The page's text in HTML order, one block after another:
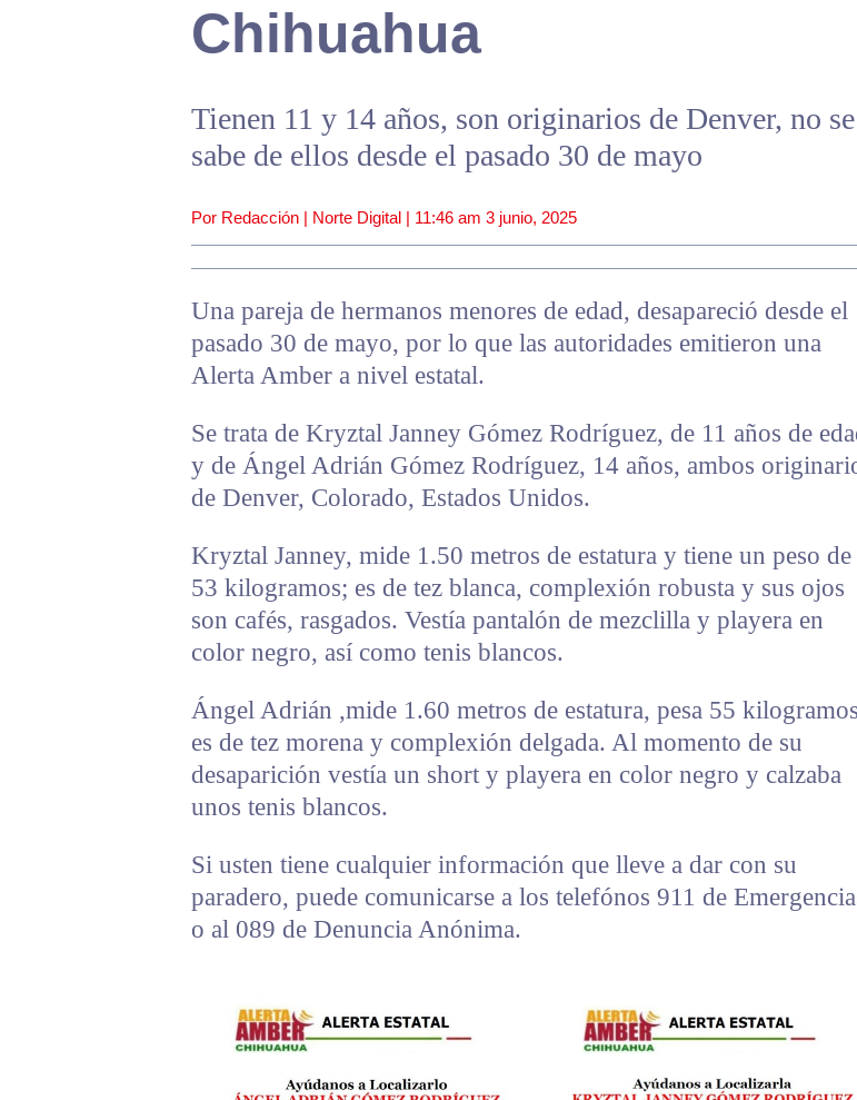
Chihuahua
Tienen 11 y 14 años, son originarios de Denver, no se
sabe de ellos desde el pasado 30 de mayo
Por Redacción | Norte Digital | 11:46 am 3 junio, 2025
Una pareja de hermanos menores de edad, desapareció desde el
pasado 30 de mayo, por lo que las autoridades emitieron una
Alerta Amber a nivel estatal.
Se trata de Kryztal Janney Gómez Rodríguez, de 11 años de
y de Ángel Adrián Gómez Rodríguez, 14 años, ambos
de Denver, Colorado, Estados Unidos.
Kryztal Janney, mide 1.50 metros de estatura y tiene un peso de
53 kilogramos; es de tez blanca, complexión robusta y sus ojos
son cafés, rasgados. Vestía pantalón de mezclilla y playera en
color negro, así como tenis blancos.
Ángel Adrián ,mide 1.60 metros de estatura, pesa 55
es de tez morena y complexión delgada. Al momento de su
desaparición vestía un short y playera en color negro y calzaba
unos tenis blancos.
Si usten tiene cualquier información que lleve a dar con su
paradero, puede comunicarse a los telefónos 911 de
o al 089 de Denuncia Anónima.